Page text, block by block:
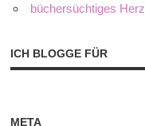
büchersüchtiges Herz
ICH BLOGGE FÜR
META